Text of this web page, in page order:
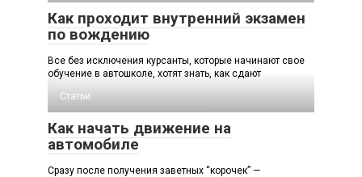
Как проходит внутренний экзамен
по вождению
Все без исключения курсанты, которые начинают свое
обучение в автошколе, хотят знать, как сдают
Статьи
Как начать движение на
автомобиле
Сразу после получения заветных “корочек” —